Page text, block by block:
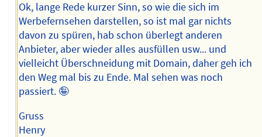
Ok, lange Rede kurzer Sinn, so wie die sich im
Werbefernsehen darstellen, so ist mal gar nichts
davon zu spüren, hab schon überlegt anderen
Anbieter, aber wieder alles ausfüllen usw... und
vielleicht Überschneidung mit Domain, daher geh ich
den Weg mal bis zu Ende. Mal sehen was noch
passiert. 🤪
Gruss
Henry